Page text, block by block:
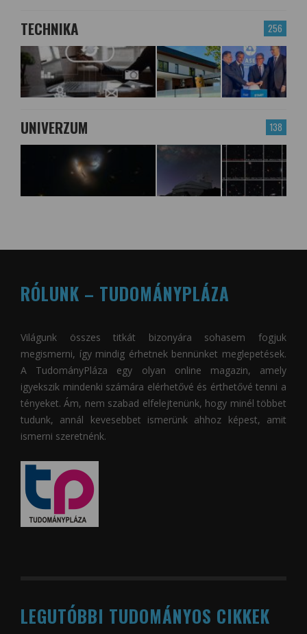
256
TECHNIKA
138
UNIVERZUM
RÓLUNK – TUDOMÁNYPLÁZA
Világunk összes titkát bizonyára sohasem fogjuk
megismerni, így mindig érhetnek bennünket meglepetések.
A TudományPláza egy olyan online magazin, amely
igyekszik mindenki számára elérhetővé és érthetővé tenni a
tényeket. Ám, nem szabad elfelejtenünk, hogy minél többet
tudunk, annál kevesebbet ismerünk ahhoz képest, amit
ismerni szeretnénk.
LEGUTÓBBI TUDOMÁNYOS CIKKEK